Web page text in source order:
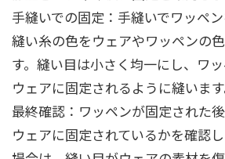
手縫いでの固定：手縫いでワッペン
縫い糸の色をウェアやワッペンの
す。縫い目は小さく均一にし、ワ
ウェアに固定されるように縫います
最終確認：ワッペンが固定された
ウェアに固定されているかを確認